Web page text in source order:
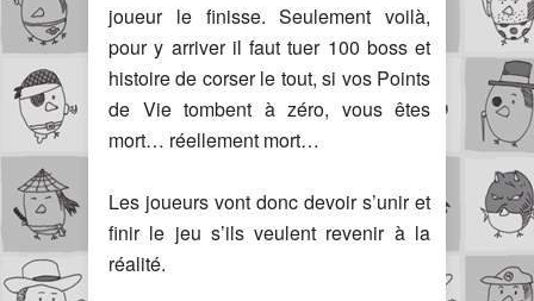
joueur le finisse. Seulement voilà,
pour y arriver il faut tuer 100 boss et
histoire de corser le tout, si vos Points
de Vie tombent à zéro, vous êtes
mort… réellement mort…
Les joueurs vont donc devoir s’unir et
finir le jeu s’ils veulent revenir à la
réalité.